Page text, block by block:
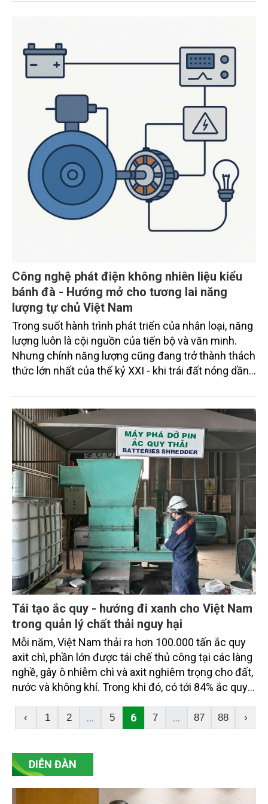
khóa mở ra hướng đi mới cho phát triển bền vững.
đơn vị tiên phong trong các nghiên cứu và thí điểm
mô hình cà phê xanh tại Tây Nguyên chia sẻ về
hành trình đưa khoa học, chính sách và con người
đến gần nhau hơn, để hạt cà phê Việt Nam không
chỉ ngon mà còn xanh và có trách nhiệm.
Công nghệ phát điện không nhiên liệu kiểu
bánh đà - Hướng mở cho tương lai năng
lượng tự chủ Việt Nam
Trong suốt hành trình phát triển của nhân loại, năng
lượng luôn là cội nguồn của tiến bộ và văn minh.
Nhưng chính năng lượng cũng đang trở thành thách
thức lớn nhất của thế kỷ XXI - khi trái đất nóng dần
thạch dần cạn kiệt. Từ trăn trở đó, tôi cùng các
cộng sự tại Viện Nghiên cứu Thiên tai và Môi trường
(RIDES) đã dồn tâm huyết nhiều năm để tìm kiếm
một hướng đi mới: một công nghệ phát điện không
cần nhiên liệu, không phát thải, không phụ thuộc
vào tự nhiên nhưng vẫn vận hành bền vững và ổn
định. Bài viết này giới thiệu công trình nghiên cứu
mà tôi gọi là “Công nghệ phát điện không nhiên liệu
kiểu bánh đà” (Flywheel Electrogen Technology) -
một bước thử nghiệm táo bạo của khoa học Việt
Nam trên con đường tiến tới tự chủ năng lượng và
phát triển xanh.
Tái tạo ắc quy - hướng đi xanh cho Việt Nam
trong quản lý chất thải nguy hại
Mỗi năm, Việt Nam thải ra hơn 100.000 tấn ắc quy
axit chì, phần lớn được tái chế thủ công tại các làng
nghề, gây ô nhiễm chì và axit nghiêm trọng cho đất,
nước và không khí. Trong khi đó, có tới 84% ắc quy
có thể đảo ngược nếu được xử lý đúng kỹ thuật.
Nắm bắt thực trạng này, Viện Nghiên cứu Thiên tai
tạo ắc quy bằng xung điện cao tần không hóa chất,
giúp “hồi sinh” ắc quy cũ, khôi phục 70-95% dung
lượng, giảm đáng kể lượng chất thải nguy hại ra môi
‹ 1 2 ... 5 6 7 ... 87 88 ›
DIỄN ĐÀN